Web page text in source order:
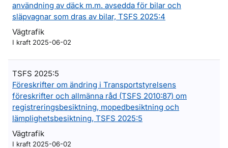
användning av däck m.m. avsedda för bilar och
släpvagnar som dras av bilar, TSFS 2025:4
Vägtrafik
I kraft 2025-06-02
TSFS 2025:5
Föreskrifter om ändring i Transportstyrelsens
föreskrifter och allmänna råd (TSFS 2010:87) om
registreringsbesiktning, mopedbesiktning och
lämplighetsbesiktning, TSFS 2025:5
Vägtrafik
I kraft 2025-06-02